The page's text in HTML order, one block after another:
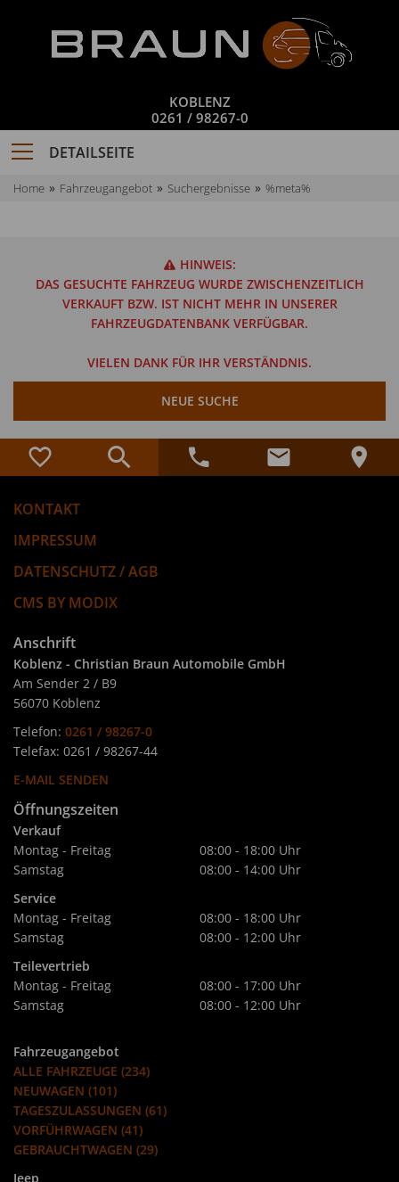
KOBLENZ
0261 / 98267-0
DETAILSEITE
Home Fahrzeugangebot Suchergebnisse %meta%
HINWEIS:
DAS GESUCHTE FAHRZEUG WURDE ZWISCHENZEITLICH
VERKAUFT BZW. IST NICHT MEHR IN UNSERER
FAHRZEUGDATENBANK VERFÜGBAR.
VIELEN DANK FÜR IHR VERSTÄNDNIS.
NEUE SUCHE
KONTAKT
IMPRESSUM
DATENSCHUTZ / AGB
CMS BY MODIX
Anschrift
Koblenz - Christian Braun Automobile GmbH
Am Sender 2 / B9
56070 Koblenz
Telefon: 0261 / 98267-0
Telefax: 0261 / 98267-44
E-MAIL SENDEN
Öffnungszeiten
Verkauf
Montag - Freitag
08:00 - 18:00 Uhr
Samstag
08:00 - 14:00 Uhr
Service
Montag - Freitag
08:00 - 18:00 Uhr
Samstag
08:00 - 12:00 Uhr
Teilevertrieb
Montag - Freitag
08:00 - 17:00 Uhr
Samstag
08:00 - 12:00 Uhr
Fahrzeugangebot
ALLE FAHRZEUGE (234)
NEUWAGEN (101)
TAGESZULASSUNGEN (61)
VORFÜHRWAGEN (41)
GEBRAUCHTWAGEN (29)
Jeep